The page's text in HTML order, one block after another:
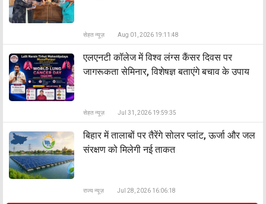
सेहत न्यूज़ Aug 01, 2026 19:11:48
एलएनटी कॉलेज में विश्व लंग्स कैंसर दिवस पर
जागरूकता सेमिनार, विशेषज्ञ बताएंगे बचाव के उपाय
सेहत न्यूज़ Jul 31, 2026 19:59:35
बिहार में तालाबों पर तैरेंगे सोलर प्लांट, ऊर्जा और जल
संरक्षण को मिलेगी नई ताकत
राज्य न्यूज़ Jul 28, 2026 16:06:18